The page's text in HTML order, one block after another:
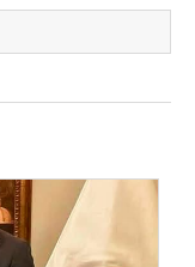
como graves,
graves”,
y que se está
para lograr este
prevalezcan
válidos.